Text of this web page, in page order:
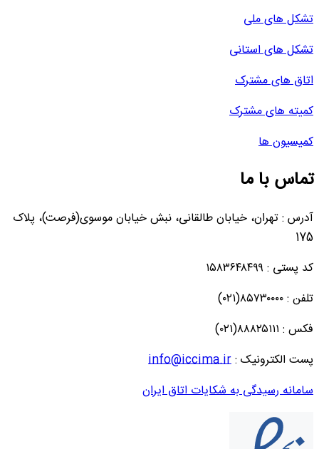
تشکل های ملی
تشکل های استانی
اتاق های مشترک
کمیته های مشترک
کمیسیون ها
تماس با ما
آدرس : تهران، خیابان طالقانی، نبش خیابان موسوی(فرصت)، پلاک
175
کد پستی : ۱۵۸۳۶۴۸۴۹۹
تلفن : ۸۵۷۳۰۰۰۰(۰۲۱)
فکس : ۸۸۸۲۵۱۱۱(۰۲۱)
پست الکترونیک :info@iccima.ir
سامانه رسیدگی به شکایات اتاق ایران